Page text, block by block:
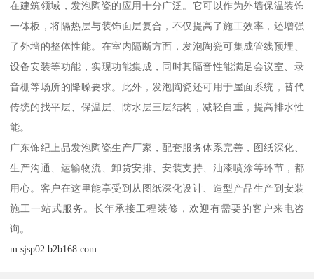
在建筑领域，发泡陶瓷的应用十分广泛。它可以作为外墙保温装饰
一体板，将隔热层与装饰面层复合，不仅提高了施工效率，还增强
了外墙的整体性能。在室内隔断方面，发泡陶瓷可集成管线预埋、
设备安装等功能，实现功能集成，同时其隔音性能满足会议室、录
音棚等场所的降噪要求。此外，发泡陶瓷还可用于屋面系统，替代
传统的找平层、保温层、防水层三层结构，减轻自重，提高排水性
能。
广东饰纪上品发泡陶瓷生产厂家，配套服务体系完善，图纸深化、
生产沟通、运输物流、卸货安排、安装支持、油漆喷涂等环节，都
用心。客户在这里能享受到从图纸深化设计、造型产品生产到安装
施工一站式服务。长年承接工程装修，欢迎有需要的客户来电咨
询。
m.sjsp02.b2b168.com